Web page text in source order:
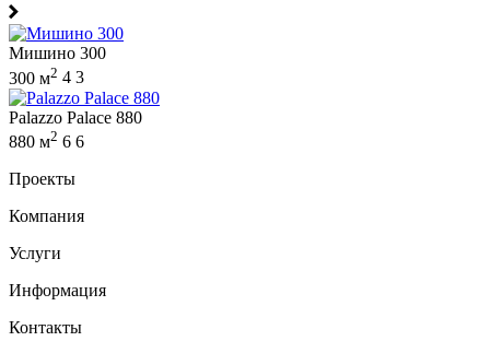
Мишино 300
300 м2 4 3
Palazzo Palace 880
880 м2 6 6
Проекты
Компания
Услуги
Информация
Контакты